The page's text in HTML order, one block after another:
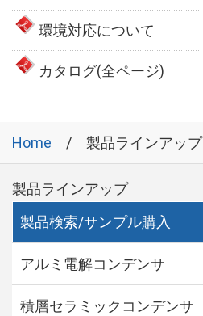
環境対応について
カタログ(全ページ)
Home 製品ラインアップ
製品ラインアップ
製品検索/サンプル購入
アルミ電解コンデンサ
積層セラミックコンデンサ